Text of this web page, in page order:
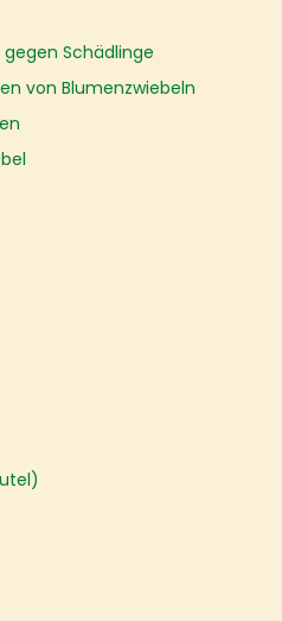
Schädlinge
von Blumenzwiebeln